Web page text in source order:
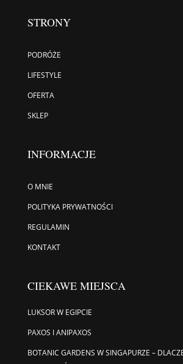
STRONY
PODRÓŻE
LIFESTYLE
OFERTA
SKLEP
INFORMACJE
O MNIE
POLITYKA PRYWATNOŚCI
REGULAMIN
KONTAKT
CIEKAWE MIEJSCA
LUKSOR W EGIPCIE
PAXOS I ANIPAXOS
BOTANIC GARDENS W SINGAPURZE –